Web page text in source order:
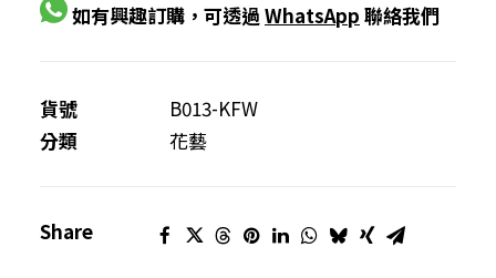
如有興趣訂購，可透過WhatsApp 聯絡我們
貨號
B013-KFW
分類
花藝
Share